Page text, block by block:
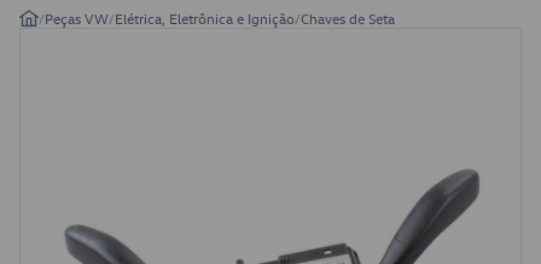
/Peças VW/Elétrica, Eletrônica e Ignição/Chaves de Seta